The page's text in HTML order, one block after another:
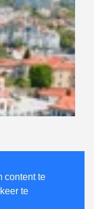
content te
te